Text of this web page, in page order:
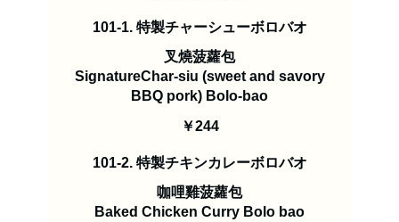
101-1. 特製チャーシューボロバオ
叉燒菠蘿包
SignatureChar-siu (sweet and savory
BBQ pork) Bolo-bao
￥244
101-2. 特製チキンカレーボロバオ
咖哩雞菠蘿包
Baked Chicken Curry Bolo bao